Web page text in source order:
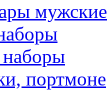
мужские
портмоне